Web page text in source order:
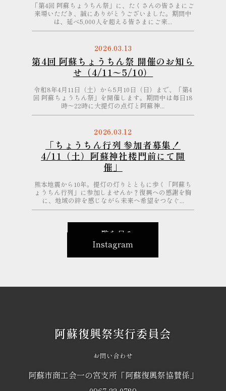
「第4回 阿蘇ちょうちん祭」に、たくさんの皆さまにご
来場いただき、誠にありがとうございました。期間中
は、延べ5,000人を超える皆さまにご来...
2026.03.13
第4回 阿蘇ちょうちん祭 開催のお知ら
せ（4/11〜5/10）
令和8年4月11日（土）から5月10日（日）まで、「第4
回 阿蘇ちょうちん祭」を開催します。期間中は毎日18
時〜22時に大提灯の点灯と阿蘇神...
2026.03.12
「ちょうちん行列 参加者募集！
4/11（土）阿蘇神社楼門前にて開
催」
熊本地震から10年。提灯の灯りとともに歩く「阿蘇ち
ょうちん行列」に参加しませんか？復興への感謝を胸
に、地域の絆を感じながら未来へ希望をつなぐ...
一覧を見る
Instagram
阿蘇復興祭実行委員会
お問い合わせ
阿蘇市商工会一の宮支所「阿蘇復興祭協賛係」